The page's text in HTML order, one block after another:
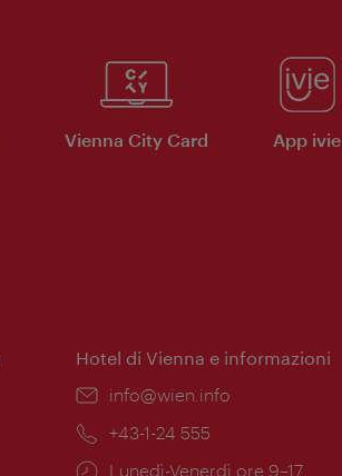
Vienna City Card App ivie
Hotel di Vienna e informazioni
Email:
info@wien.info
Telefono:
+43-1-24 555
Orari
Lunedì-Venerdì ore 9–17